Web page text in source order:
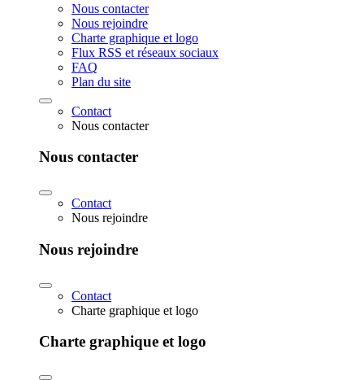
Nous contacter
Nous rejoindre
Charte graphique et logo
Flux RSS et réseaux sociaux
FAQ
Plan du site
Contact
Nous contacter
Nous contacter
Contact
Nous rejoindre
Nous rejoindre
Contact
Charte graphique et logo
Charte graphique et logo